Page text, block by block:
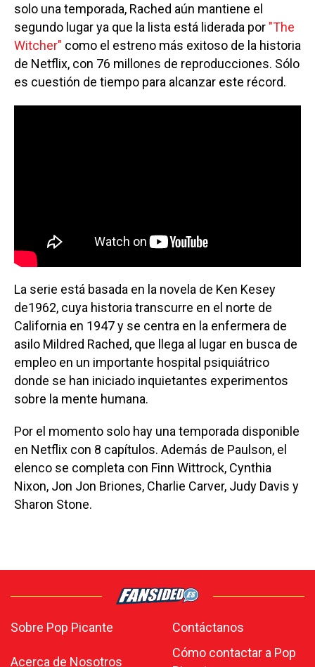
solo una temporada, Rached aún mantiene el
segundo lugar ya que la lista está liderada por "The
Witcher" como el estreno más exitoso de la historia
de Netflix, con 76 millones de reproducciones. Sólo
es cuestión de tiempo para alcanzar este récord.
La serie está basada en la novela de Ken Kesey
de1962, cuya historia transcurre en el norte de
California en 1947 y se centra en la enfermera de
asilo Mildred Rached, que llega al lugar en busca de
empleo en un importante hospital psiquiátrico
donde se han iniciado inquietantes experimentos
sobre la mente humana.
Por el momento solo hay una temporada disponible
en Netflix con 8 capítulos. Además de Paulson, el
elenco se completa con Finn Wittrock, Cynthia
Nixon, Jon Jon Briones, Charlie Carver, Judy Davis y
Sharon Stone.
Sobre Pop Picante Contáctanos
Acerca de Nosotros
Cómo contactar a Pop